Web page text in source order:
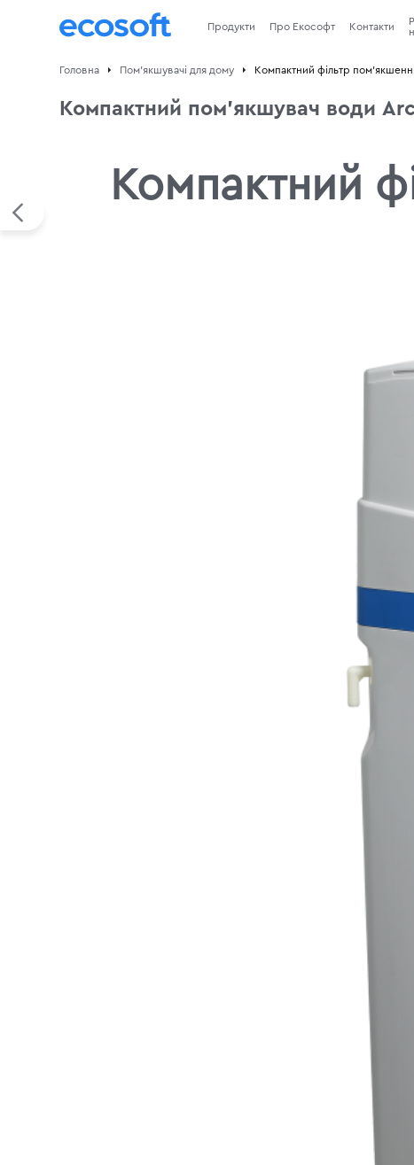
Продукти Про Екософт Контакти
Головна Пом'якшувачі для дому Компактний фільтр
Компактний пом'якшувач води
Компактний